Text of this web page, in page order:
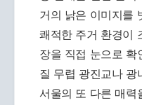
거의 낡은 이미지를
쾌적한 주거 환경이
장을 직접 눈으로 확
질 무렵 광진교나 광
서울의 또 다른 매력